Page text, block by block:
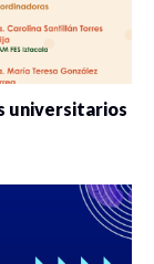
universitarios